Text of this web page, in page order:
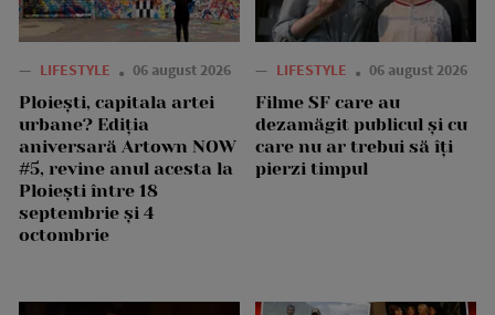
— LIFESTYLE 06 august 2026
Ploiești, capitala artei
urbane? Ediția
aniversară Artown NOW
#5, revine anul acesta la
Ploiești între 18
septembrie și 4
octombrie
— LIFESTYLE 06 august 2026
Filme SF care au
dezamăgit publicul și cu
care nu ar trebui să îți
pierzi timpul